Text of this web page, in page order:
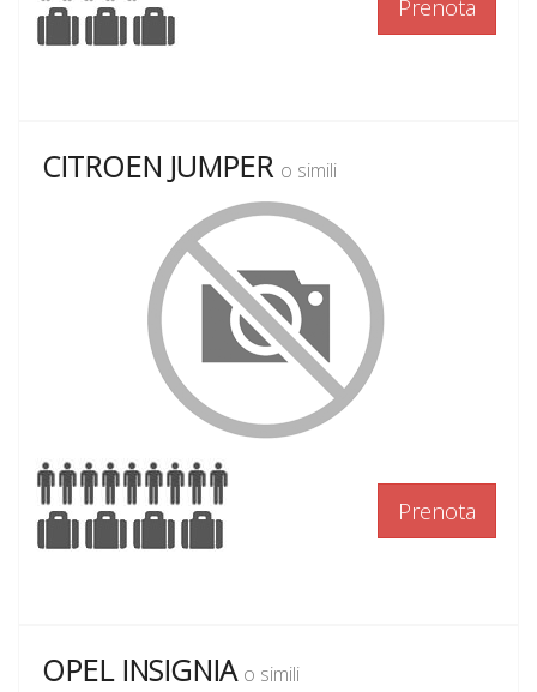
Prenota
CITROEN JUMPER o simili
Prenota
OPEL INSIGNIA o simili